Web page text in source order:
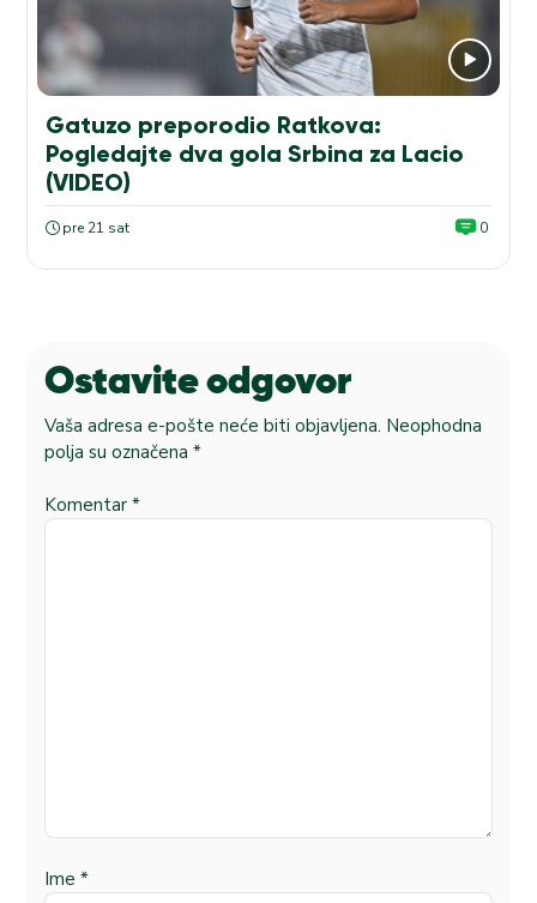
Gatuzo preporodio Ratkova:
Pogledajte dva gola Srbina za Lacio
(VIDEO)
pre 21 sat 0
Ostavite odgovor
Vaša adresa e-pošte neće biti objavljena. Neophodna
polja su označena *
Komentar *
Ime *